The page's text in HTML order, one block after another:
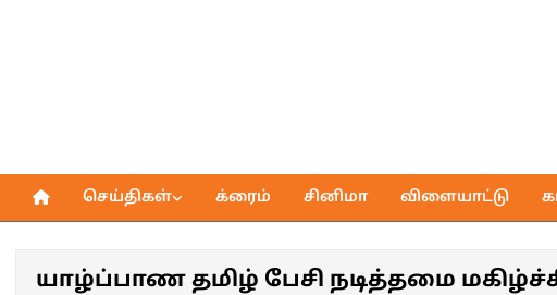
Primary
செய்திகள் க்ரைம் சினிமா விளையாட்டு
யாழ்ப்பாண தமிழ் பேசி நடித்தமை